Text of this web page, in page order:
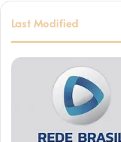
Last Modified